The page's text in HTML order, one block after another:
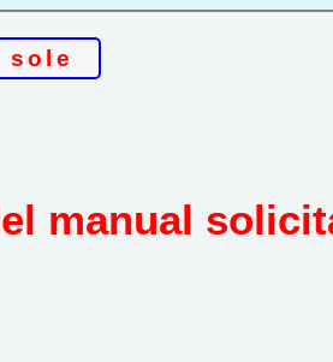
sole
manual